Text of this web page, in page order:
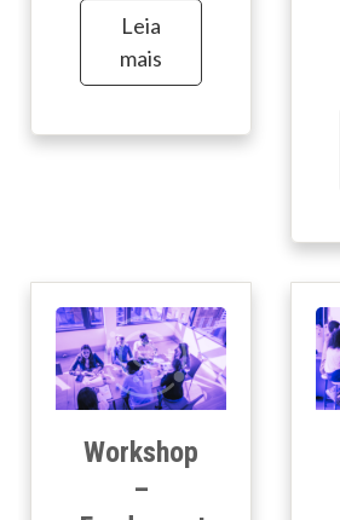
Leia
mais
Workshop
–